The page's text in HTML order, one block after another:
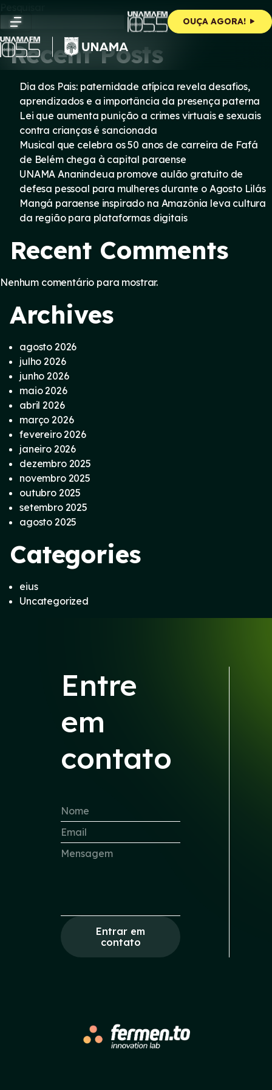
content
OUÇA AGORA!
Pesquisar
Pesquisar
Recent Posts
Dia dos Pais: paternidade atípica revela desafios,
aprendizados e a importância da presença paterna
Lei que aumenta punição a crimes virtuais e sexuais
contra crianças é sancionada
Musical que celebra os 50 anos de carreira de Fafá
de Belém chega à capital paraense
UNAMA Ananindeua promove aulão gratuito de
defesa pessoal para mulheres durante o Agosto Lilás
Mangá paraense inspirado na Amazônia leva cultura
da região para plataformas digitais
Recent Comments
Nenhum comentário para mostrar.
Archives
agosto 2026
julho 2026
junho 2026
maio 2026
abril 2026
março 2026
fevereiro 2026
janeiro 2026
dezembro 2025
novembro 2025
outubro 2025
setembro 2025
agosto 2025
Categories
eius
Uncategorized
Entre
em
contato
Entrar em
contato